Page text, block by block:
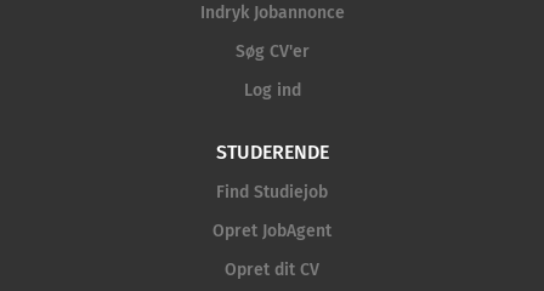
Indryk Jobannonce
Søg CV'er
Log ind
STUDERENDE
Find Studiejob
Opret JobAgent
Opret dit CV